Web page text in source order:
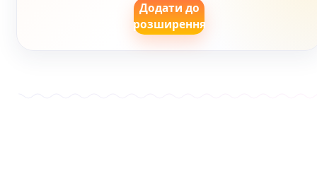
Додати до
розширення